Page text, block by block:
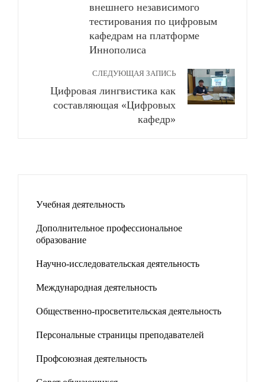
внешнего независимого
тестирования по цифровым
кафедрам на платформе
Иннополиса
СЛЕДУЮЩАЯ ЗАПИСЬ
Цифровая лингвистика как
составляющая «Цифровых
кафедр»
Учебная деятельность
Дополнительное профессиональное
образование
Научно-исследовательская деятельность
Международная деятельность
Общественно-просветительская деятельность
Персональные страницы преподавателей
Профсоюзная деятельность